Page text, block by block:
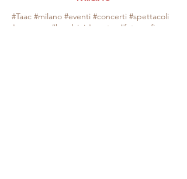
#Taac #milano #eventi #concerti #spettacoli
#rassegne #bambini #mostre #fotografia